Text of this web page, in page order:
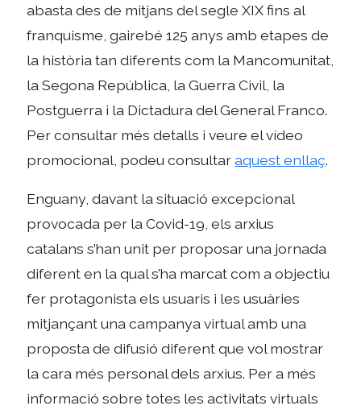
abasta des de mitjans del segle XIX fins al
franquisme, gairebé 125 anys amb etapes de
la història tan diferents com la Mancomunitat,
la Segona República, la Guerra Civil, la
Postguerra i la Dictadura del General Franco.
Per consultar més detalls i veure el vídeo
promocional, podeu consultaraquest enllaç.
Enguany, davant la situació excepcional
provocada per la Covid-19, els arxius
catalans s’han unit per proposar una jornada
diferent en la qual s’ha marcat com a objectiu
fer protagonista els usuaris i les usuàries
mitjançant una campanya virtual amb una
proposta de difusió diferent que vol mostrar
la cara més personal dels arxius. Per a més
informació sobre totes les activitats virtuals